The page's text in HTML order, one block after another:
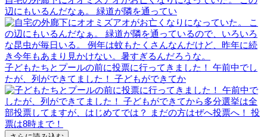
辺にもいるんだなぁ。 緑道が隣を通ってい
子どもたちとプールの前に投票に行ってきました！ 午前中でし
たが、列ができてました！ 子どもができてか